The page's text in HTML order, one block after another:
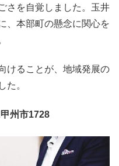
さを自覚しました。玉井
、本部町の懸念に関心を
けることが、地域発展の
た。
州市1728